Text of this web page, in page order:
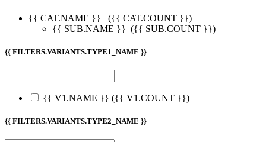
{{ CAT.NAME }}
({{ CAT.COUNT }})
{{ SUB.NAME }} ({{ SUB.COUNT }})
{{ FILTERS.VARIANTS.TYPE1_NAME }}
{{ V1.NAME }} ({{ V1.COUNT }})
{{ FILTERS.VARIANTS.TYPE2_NAME }}